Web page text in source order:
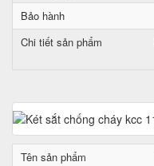
Bảo hành
Chi tiết sản phẩm
Tên sản phẩm